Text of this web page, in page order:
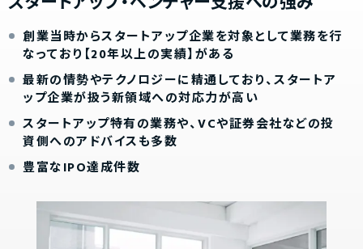
創業当時からスタートアップ企業を対象として業務を行
なっており【20年以上の実績】がある
最新の情勢やテクノロジーに精通しており、スタートア
ップ企業が扱う新領域への対応力が高い
スタートアップ特有の業務や、VCや証券会社などの投
資側へのアドバイスも多数
豊富なIPO達成件数